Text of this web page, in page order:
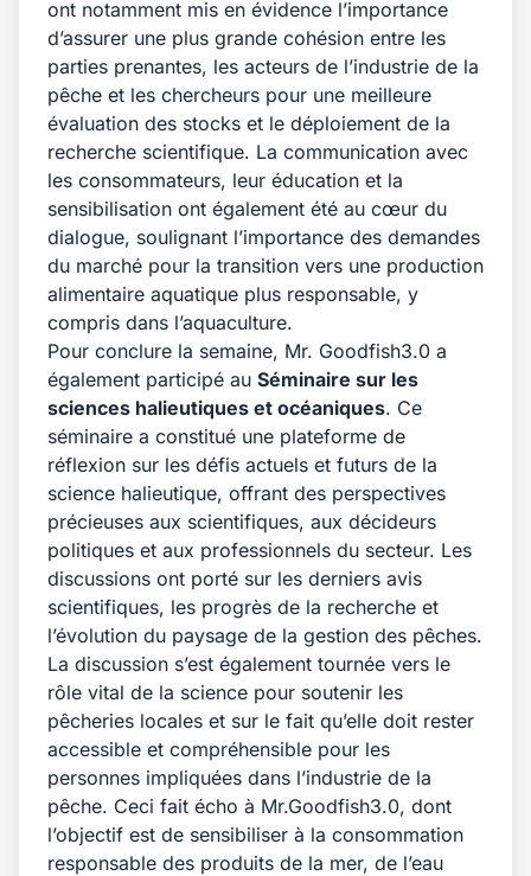
ont notamment mis en évidence l’importance
d’assurer une plus grande cohésion entre les
parties prenantes, les acteurs de l’industrie de la
pêche et les chercheurs pour une meilleure
évaluation des stocks et le déploiement de la
recherche scientifique. La communication avec
les consommateurs, leur éducation et la
sensibilisation ont également été au cœur du
dialogue, soulignant l’importance des demandes
du marché pour la transition vers une production
alimentaire aquatique plus responsable, y
compris dans l’aquaculture.
Pour conclure la semaine, Mr. Goodfish3.0 a
également participé au Séminaire sur les
sciences halieutiques et océaniques. Ce
séminaire a constitué une plateforme de
réflexion sur les défis actuels et futurs de la
science halieutique, offrant des perspectives
précieuses aux scientifiques, aux décideurs
politiques et aux professionnels du secteur. Les
discussions ont porté sur les derniers avis
scientifiques, les progrès de la recherche et
l’évolution du paysage de la gestion des pêches.
La discussion s’est également tournée vers le
rôle vital de la science pour soutenir les
pêcheries locales et sur le fait qu’elle doit rester
accessible et compréhensible pour les
personnes impliquées dans l’industrie de la
pêche. Ceci fait écho à Mr.Goodfish3.0, dont
l’objectif est de sensibiliser à la consommation
responsable des produits de la mer, de l’eau